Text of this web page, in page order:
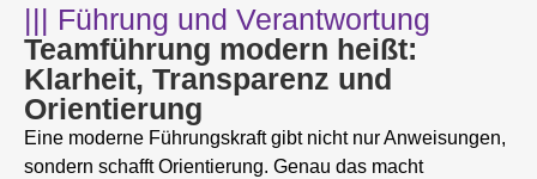
||| Führung und Verantwortung
Teamführung modern heißt:
Klarheit, Transparenz und
Orientierung
Eine moderne Führungskraft gibt nicht nur Anweisungen,
sondern schafft Orientierung. Genau das macht